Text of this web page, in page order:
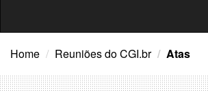
Home Reuniões do CGI.br Atas